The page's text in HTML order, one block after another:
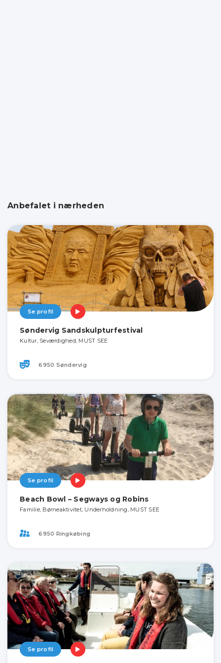
Anbefalet i nærheden
Se profil
Søndervig Sandskulpturfestival
Kultur, Seværdighed, MUST SEE
6950 Søndervig
Se profil
Beach Bowl – Segways og Robins
Familie, Børneaktivitet, Underholdning, MUST SEE
6950 Ringkøbing
Se profil